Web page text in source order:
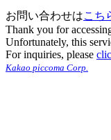
お問い合わせはこち
Thank you for
Unfortunately, this
For inquiries, please
Kakao piccoma Corp.